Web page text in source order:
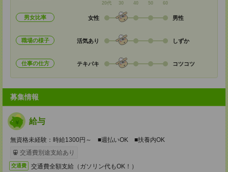
20代 30 40 50 60
男女比率 女性 男性
職場の様子 活気あり しずか
仕事の仕方 テキパキ コツコツ
募集情報
給与
無資格未経験：時給1300円～ ■週払いOK ■扶養内OK
交通費別途支給あり
交通費 交通費全額支給（ガソリン代もOK！）